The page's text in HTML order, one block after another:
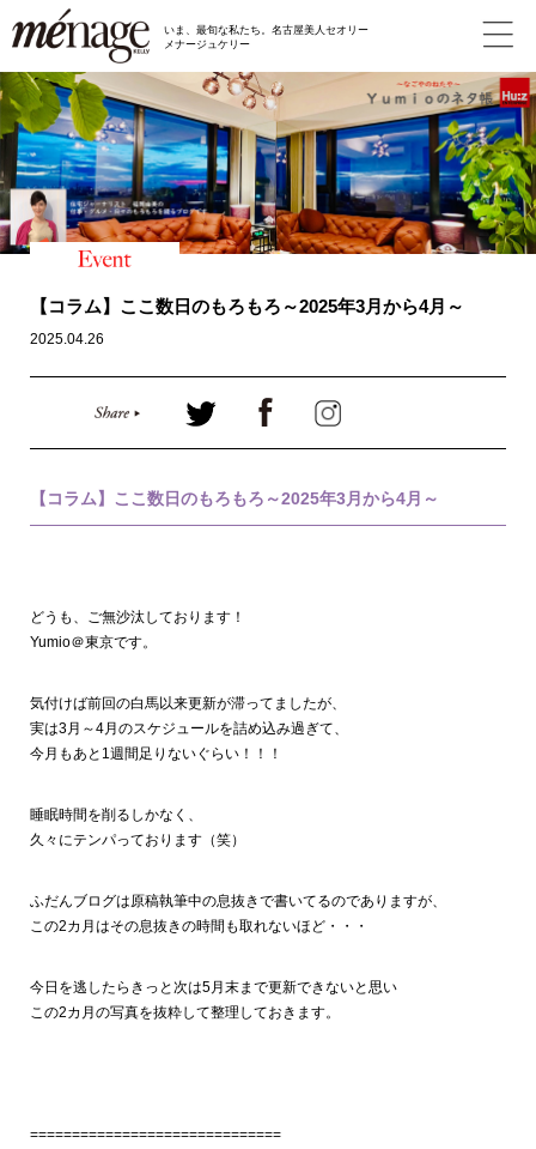
いま、最旬な私たち。名古屋美人セオリー
メナージュケリー
【コラム】ここ数日のもろもろ～2025年3月から4月～
2025.04.26
【コラム】ここ数日のもろもろ～2025年3月から4月～
どうも、ご無沙汰しております！
Yumio＠東京です。
気付けば前回の白馬以来更新が滞ってましたが、
実は3月～4月のスケジュールを詰め込み過ぎて、
今月もあと1週間足りないぐらい！！！
睡眠時間を削るしかなく、
久々にテンパっております（笑）
ふだんブログは原稿執筆中の息抜きで書いてるのでありますが、
この2カ月はその息抜きの時間も取れないほど・・・
今日を逃したらきっと次は5月末まで更新できないと思い
この2カ月の写真を抜粋して整理しておきます。
==============================